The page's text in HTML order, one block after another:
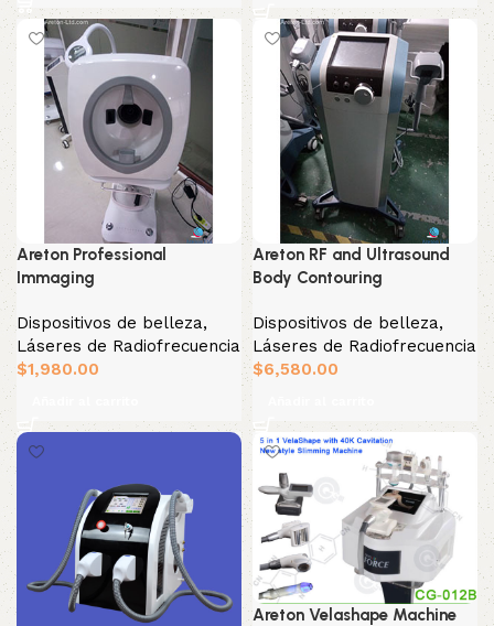
Areton Professional
Immaging
Dispositivos de belleza,
Láseres de Radiofrecuencia
$1,980.00
Areton RF and Ultrasound
Body Contouring
Dispositivos de belleza,
Láseres de Radiofrecuencia
$6,580.00
Areton Velashape Machine